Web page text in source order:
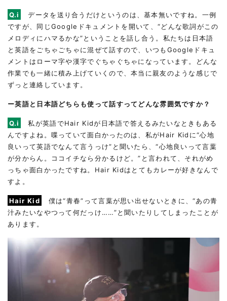
Q.i
データを送り合うだけというのは、基本無いですね。一例
ですが、同じGoogleドキュメントを開いて、“どんな歌詞がこの
メロディにハマるかな”ということを話し合う。私たちは日本語
と英語をごちゃごちゃに混ぜて話すので、いつもGoogleドキュ
メントはローマ字や漢字でぐちゃぐちゃになっています。どんな
作業でも一緒に積み上げていくので、本当に親友のような感じで
ずっと連絡しています。
ー英語と日本語どちらも使って話すってどんな雰囲気ですか？
Q.i
私が英語でHair Kidが日本語で答えるみたいなときもある
んですよね。喋っていて面白かったのは、私がHair Kidに“心地
良いって英語でなんて言うっけ”と聞いたら、“心地良いって言葉
が分からん。ココイチなら分かるけど。”と言われて、それがめ
っちゃ面白かったですね。Hair Kidはとてもカレーが好きなんで
すよ。
Hair Kid
僕は“青春”って言葉が思い出せないときに、“あの青
汁みたいなやつって何だっけ……”と聞いたりしてしまったことが
あります。